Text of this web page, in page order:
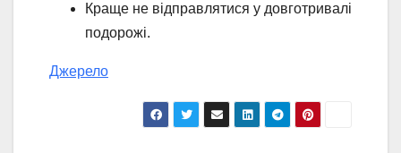
Краще не відправлятися у довготривалі
подорожі.
Джерело